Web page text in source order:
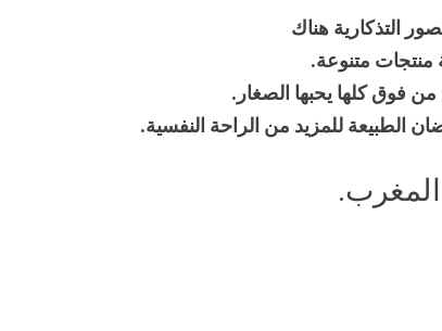
التذكارية هناك
منتجات متنوعة.
فوق كلها يحبها الصغار.
الطبيعة للمزيد من الراحة النفسية.